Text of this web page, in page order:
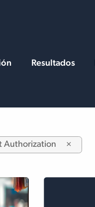
Resultados
Authorization ×